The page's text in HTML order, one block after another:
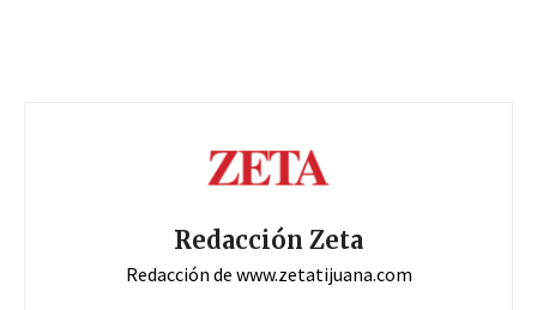
Redacción Zeta
Redacción de www.zetatijuana.com